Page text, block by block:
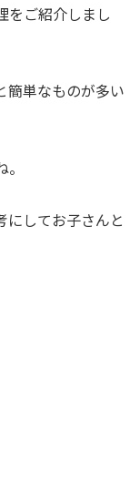
をご紹介しまし
簡単なものが多い
にしてお子さんと